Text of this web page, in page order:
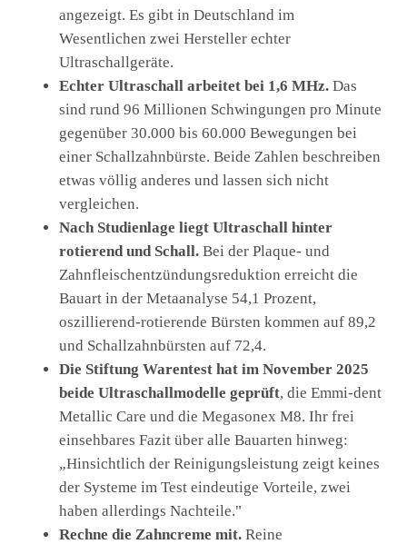
angezeigt. Es gibt in Deutschland im
Wesentlichen zwei Hersteller echter
Ultraschallgeräte.
Echter Ultraschall arbeitet bei 1,6 MHz. Das
sind rund 96 Millionen Schwingungen pro Minute
gegenüber 30.000 bis 60.000 Bewegungen bei
einer Schallzahnbürste. Beide Zahlen beschreiben
etwas völlig anderes und lassen sich nicht
vergleichen.
Nach Studienlage liegt Ultraschall hinter
rotierend und Schall. Bei der Plaque- und
Zahnfleischentzündungsreduktion erreicht die
Bauart in der Metaanalyse 54,1 Prozent,
oszillierend-rotierende Bürsten kommen auf 89,2
und Schallzahnbürsten auf 72,4.
Die Stiftung Warentest hat im November 2025
beide Ultraschallmodelle geprüft, die Emmi-dent
Metallic Care und die Megasonex M8. Ihr frei
einsehbares Fazit über alle Bauarten hinweg:
„Hinsichtlich der Reinigungsleistung zeigt keines
der Systeme im Test eindeutige Vorteile, zwei
haben allerdings Nachteile."
Rechne die Zahncreme mit. Reine